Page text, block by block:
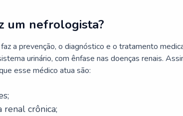
um nefrologista?
a prevenção, o diagnóstico e o tratamento
urinário, com ênfase nas doenças renais.
esse médico atua são:
renal crônica;